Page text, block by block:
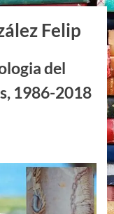
Felip
del
1986-2018